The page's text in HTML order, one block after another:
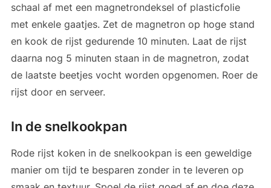
schaal af met een magnetrondeksel of plasticfolie
met enkele gaatjes. Zet de magnetron op hoge stand
en kook de rijst gedurende 10 minuten. Laat de rijst
daarna nog 5 minuten staan in de magnetron, zodat
de laatste beetjes vocht worden opgenomen. Roer de
rijst door en serveer.
In de snelkookpan
Rode rijst koken in de snelkookpan is een geweldige
manier om tijd te besparen zonder in te leveren op